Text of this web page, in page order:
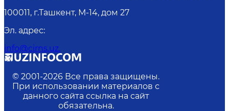
100011, г.Ташкент, М-14, дом 27
Эл. адрес:
info@cirns.uz.
© 2001-2026 Все права защищены.
При использовании материалов с
данного сайта ссылка на сайт
обязательна.